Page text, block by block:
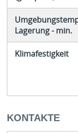
Lagerung - min.
Klimafestigkeit
KONTAKTE